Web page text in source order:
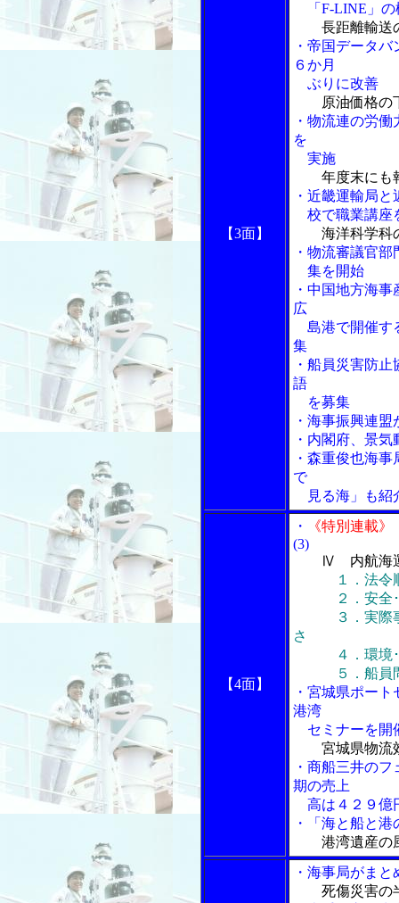
【3面】
「F-LINE」の
長距離輸送
・帝国データ
６か月
ぶりに改善
原油価格の
・物流連の労
を
実施
年度末にも
・近畿運輸局
校で職業講座
海洋科学科
・物流審議官
集を開始
・中国地方海
広
島港で開催す
集
・船員災害防
語
を募集
・海事振興連
・内閣府、景
・森重俊也海
で
見る海」も紹
【4面】
・ 《特別連載》
(3)
Ⅳ 内航海
１．法令
２．安全･
３．実際事
さ
４．環境･省
５．船員問
・宮城県ポー
港湾
セミナーを開
宮城県物流
・商船三井の
期の売上
高は４２９億
・「海と船と
港湾遺産
・海事局がま
死傷災害の